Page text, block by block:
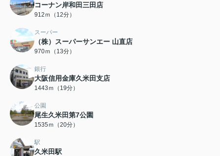
コーナン岸和田三田店
912ｍ（12分）
スーパー
（株）スーパーサンエー 山直店
970ｍ（13分）
銀行
大阪信用金庫久米田支店
1443ｍ（19分）
公園
尾生久米田第7公園
1535ｍ（20分）
駅
久米田駅